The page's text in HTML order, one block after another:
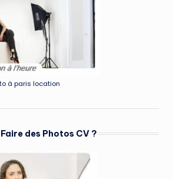
à paris location
des Photos CV ?